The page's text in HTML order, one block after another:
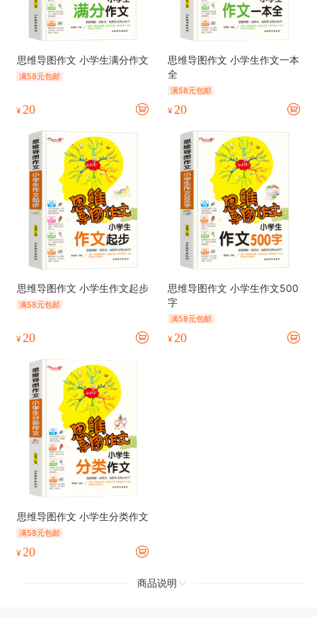
思维导图作文 小学生满分作文
满58元包邮
¥ 20
思维导图作文 小学生作文一本
全
满58元包邮
¥ 20
思维导图作文 小学生作文起步
满58元包邮
¥ 20
思维导图作文 小学生作文500
字
满58元包邮
¥ 20
思维导图作文 小学生分类作文
满58元包邮
¥ 20
商品说明